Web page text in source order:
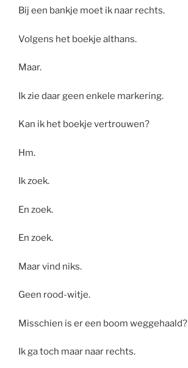
Bij een bankje moet ik naar rechts.
Volgens het boekje althans.
Maar.
Ik zie daar geen enkele markering.
Kan ik het boekje vertrouwen?
Hm.
Ik zoek.
En zoek.
En zoek.
Maar vind niks.
Geen rood-witje.
Misschien is er een boom weggehaald?
Ik ga toch maar naar rechts.